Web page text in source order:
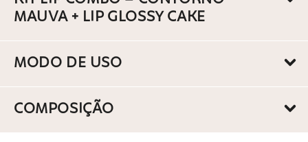
Mauva
Lip
Glossy
Mauva
Lip
Glossy
MAUVA + LIP GLOSSY CAKE
MODO DE USO
COMPOSIÇÃO